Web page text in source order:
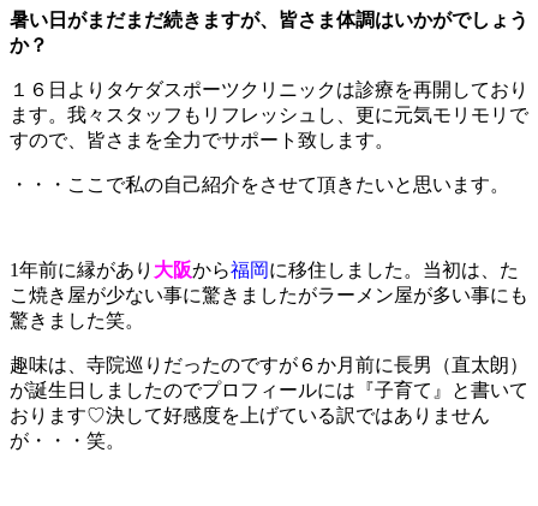
暑い日がまだまだ続きますが、皆さま体調はいかがでしょう
か？
１６日よりタケダスポーツクリニックは診療を再開しており
ます。我々スタッフもリフレッシュし、更に元気モリモリで
すので、皆さまを全力でサポート致します。
・・・ここで私の自己紹介をさせて頂きたいと思います。
1年前に縁があり 大阪から福岡に移住しました。当初は、た
こ焼き屋が少ない事に驚きましたがラーメン屋が多い事にも
驚きました笑。
趣味は、寺院巡りだったのですが６か月前に長男（直太朗）
が誕生日しましたのでプロフィールには『子育て』と書いて
おります♡決して好感度を上げている訳ではありません
が・・・笑。